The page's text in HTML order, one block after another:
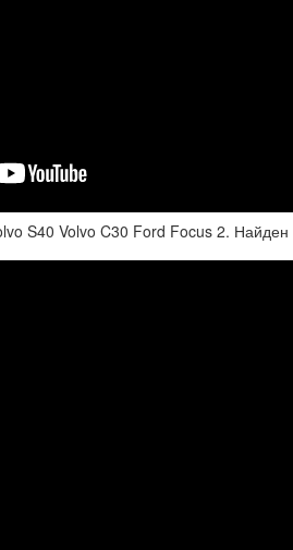
S40 Volvo C30 Ford Focus 2.